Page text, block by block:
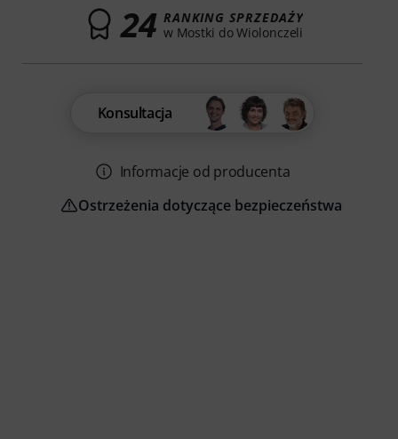
24 RANKING SPRZEDAŻY
w Mostki do Wiolonczeli
Konsultacja
Informacje od producenta
Ostrzeżenia dotyczące bezpieczeństwa